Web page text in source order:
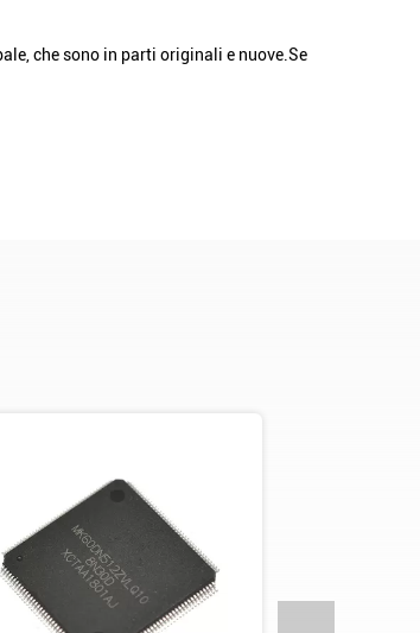
che sono in parti originali e nuove.Se